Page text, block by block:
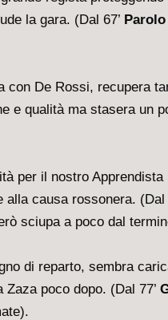
la gara. (Dal 67’ Parolo
con De Rossi, recupera
e qualità ma stasera un
per il nostro
causa rossonera. (Dal
sciupa a poco dal
di reparto, sembra
poco dopo. (Dal 77’